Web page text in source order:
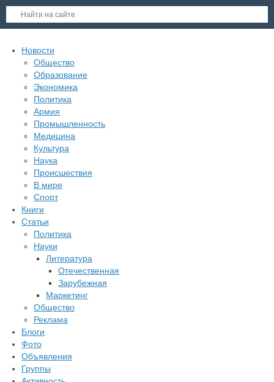
Новости
Общество
Образование
Экономика
Политика
Армия
Промышленность
Медицина
Культура
Наука
Происшествия
В мире
Спорт
Книги
Статьи
Политика
Науки
Литература
Отечественная
Зарубежная
Маркетинг
Общество
Реклама
Блоги
Фото
Объявления
Группы